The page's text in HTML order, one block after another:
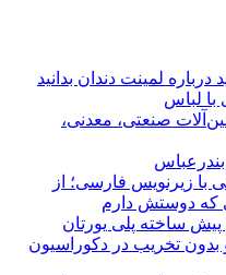
درباره لمینت دندان بدانید
لباس
صنعتی، معدنی،
با زیرنویس فارسی؛ از
که دوستش دارم
پیش ساخته پلی یورتان
تخریب در دکوراسیون